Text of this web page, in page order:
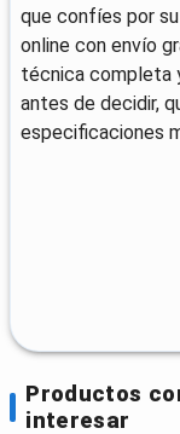
que confíes por
online con envío
técnica completa
antes de decidir,
especificaciones
Productos
interesar